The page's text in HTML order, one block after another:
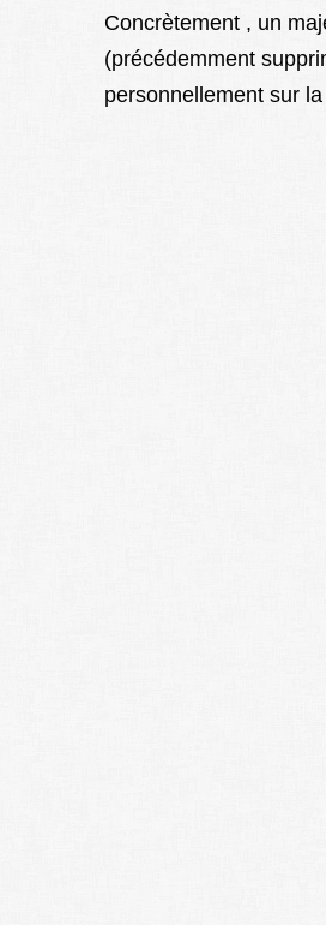
Concrètement , un
(précédemment
personnellement sur